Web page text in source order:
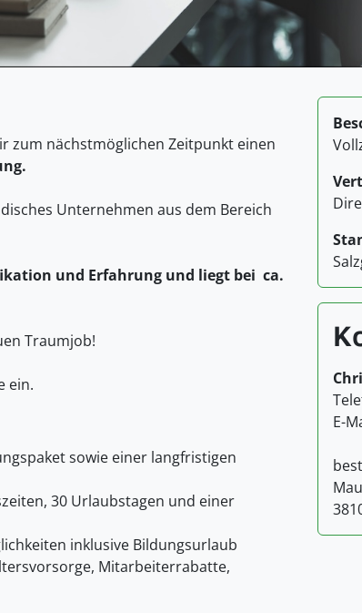
zum nächstmöglichen Zeitpunkt einen
Unternehmen aus dem Bereich
und Erfahrung und liegt bei ca.
Traumjob!
ein.
sowie einer langfristigen
30 Urlaubstagen und einer
inklusive Bildungsurlaub
Mitarbeiterrabatte,
E-